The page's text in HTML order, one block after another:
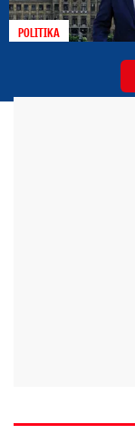
POLITIKA